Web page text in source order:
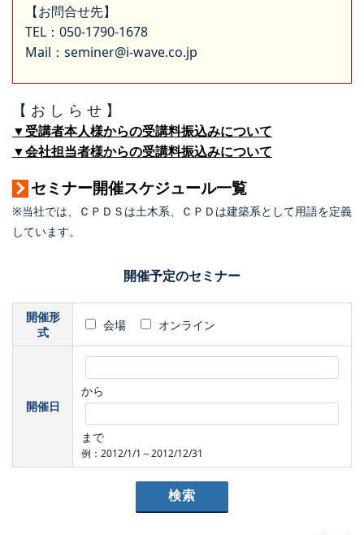
【お問合せ先】
TEL：050-1790-1678
Mail：seminer@i-wave.co.jp
【 お し ら せ 】
▼受講者本人様からの受講料振込みについて
▼会社担当者様からの受講料振込みについて
セミナー開催スケジュール一覧
※当社では、ＣＰＤＳは土木系、ＣＰＤは建築系として用語を定義
しています。
開催予定のセミナー
開催形
式
会場 オンライン
開催日
から
まで
例：2012/1/1～2012/12/31